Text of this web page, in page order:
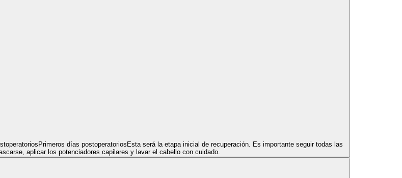
Primeros días postoperatorios Esta será la etapa inicial de recuperación. Es importante seguir todas las
aplicar los potenciadores capilares y lavar el cabello con cuidado.